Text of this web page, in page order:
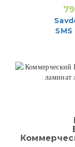
SMS